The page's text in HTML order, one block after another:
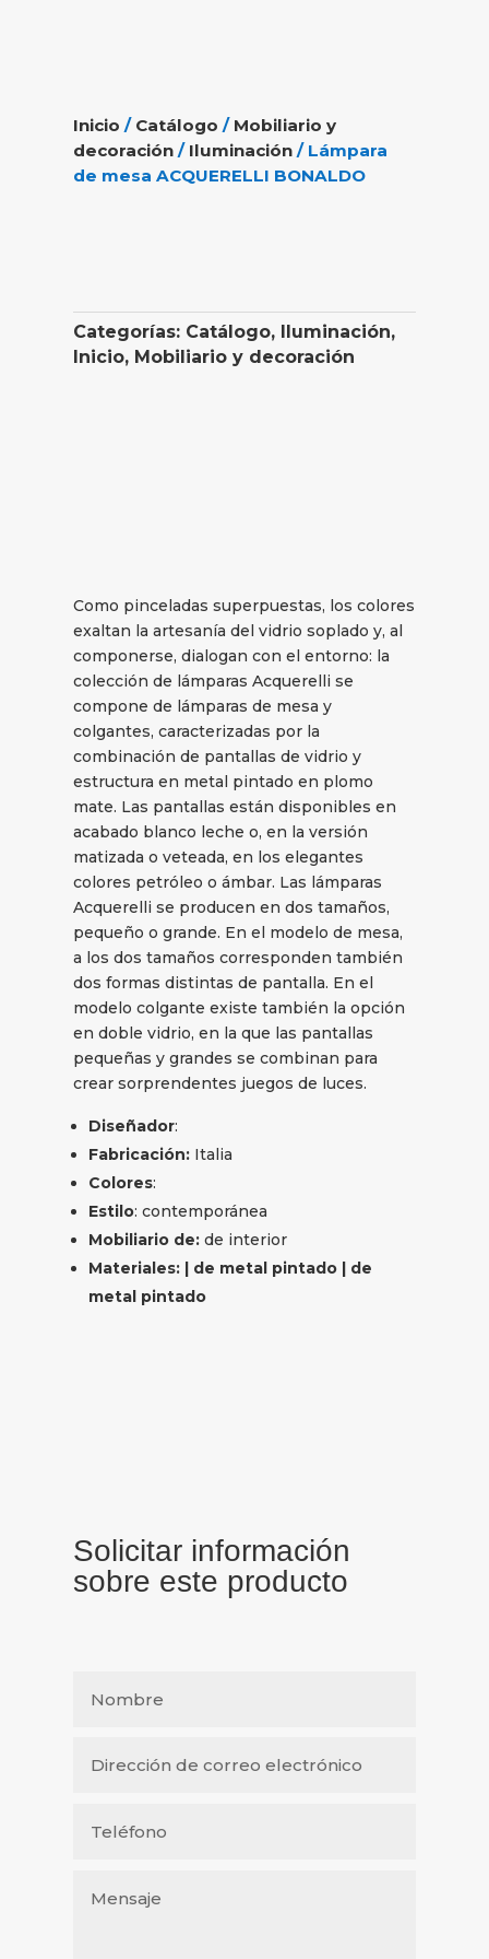
Inicio / Catálogo / Mobiliario y
decoración / Iluminación / Lámpara
de mesa ACQUERELLI BONALDO
Categorías: Catálogo, Iluminación,
Inicio, Mobiliario y decoración
Como pinceladas superpuestas, los colores
exaltan la artesanía del vidrio soplado y, al
componerse, dialogan con el entorno: la
colección de lámparas Acquerelli se
compone de lámparas de mesa y
colgantes, caracterizadas por la
combinación de pantallas de vidrio y
estructura en metal pintado en plomo
mate. Las pantallas están disponibles en
acabado blanco leche o, en la versión
matizada o veteada, en los elegantes
colores petróleo o ámbar. Las lámparas
Acquerelli se producen en dos tamaños,
pequeño o grande. En el modelo de mesa,
a los dos tamaños corresponden también
dos formas distintas de pantalla. En el
modelo colgante existe también la opción
en doble vidrio, en la que las pantallas
pequeñas y grandes se combinan para
crear sorprendentes juegos de luces.
Diseñador:
Fabricación: Italia
Colores:
Estilo: contemporánea
Mobiliario de: de interior
Materiales: | de metal pintado | de
metal pintado
Solicitar información
sobre este producto